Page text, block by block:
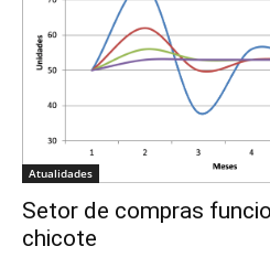
Atualidades
Setor de compras
chicote